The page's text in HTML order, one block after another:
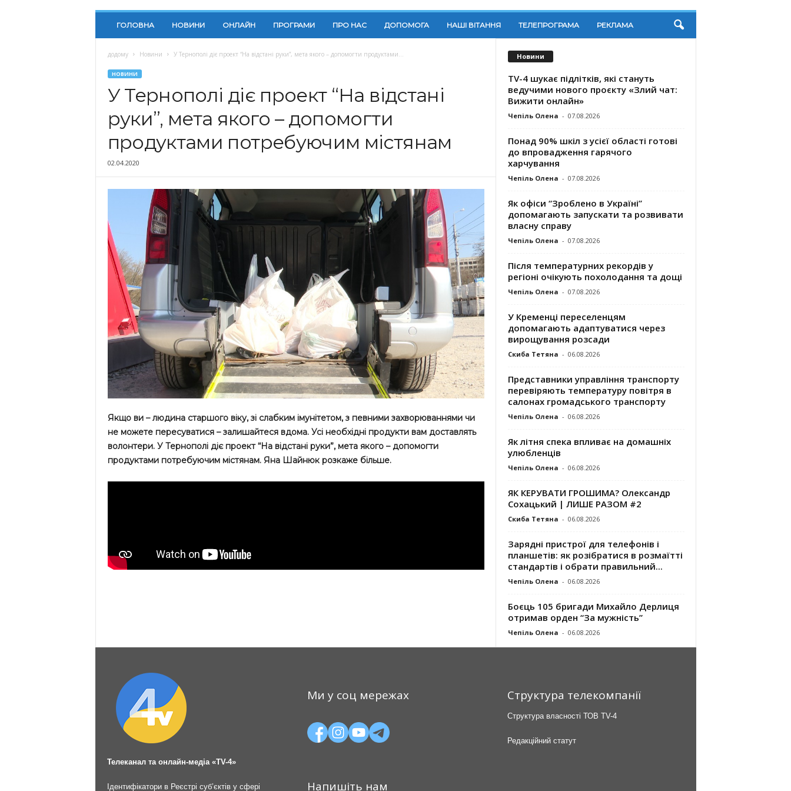
ГОЛОВНА НОВИНИ ОНЛАЙН ПРОГРАМИ ПРО НАС ДОПОМОГА НАШІ ВІТАННЯ ТЕЛЕПРОГРАМА РЕКЛАМА
додому Новини У Тернополі діє проект “На відстані руки”, мета якого – допомогти продуктами...
НОВИНИ
У Тернополі діє проект “На відстані
руки”, мета якого – допомогти
продуктами потребуючим містянам
02.04.2020
Якщо ви – людина старшого віку, зі слабким імунітетом, з певними захворюваннями чи
не можете пересуватися – залишайтеся вдома. Усі необхідні продукти вам доставлять
волонтери. У Тернополі діє проект “На відстані руки”, мета якого – допомогти
продуктами потребуючим містянам. Яна Шайнюк розкаже більше.
Новини
TV-4 шукає підлітків, які стануть
ведучими нового проєкту «Злий чат:
Вижити онлайн»
Чепіль Олена - 07.08.2026
Понад 90% шкіл з усієї області готові
до впровадження гарячого
харчування
Чепіль Олена - 07.08.2026
Як офіси “Зроблено в Україні”
допомагають запускaти та розвивати
власну справу
Чепіль Олена - 07.08.2026
Після температурних рекордів у
регіоні очікують похолодання та дощі
Чепіль Олена - 07.08.2026
У Кременці переселенцям
допомагають адаптуватися через
вирощування розсади
Скиба Тетяна - 06.08.2026
Представники управління транспорту
перевіряють температуру повітря в
салонах громадського транспорту
Чепіль Олена - 06.08.2026
Як літня спека впливає на домашніх
улюбленців
Чепіль Олена - 06.08.2026
ЯК КЕРУВАТИ ГРОШИМА? Олександр
Сохацький | ЛИШЕ РАЗОМ #2
Скиба Тетяна - 06.08.2026
Зарядні пристрої для телефонів і
планшетів: як розібратися в розмаїтті
стандартів і обрати правильний...
Чепіль Олена - 06.08.2026
Боєць 105 бригади Михайло Дерлиця
отримав орден “За мужність”
Чепіль Олена - 06.08.2026
Телеканал та онлайн-медіа «TV-4»
Ідентифікатори в Реєстрі суб’єктів у сфері
Ми у соц мережах
Напишіть нам
Структура телекомпанії
Структура власності ТОВ TV-4
Редакційний статут